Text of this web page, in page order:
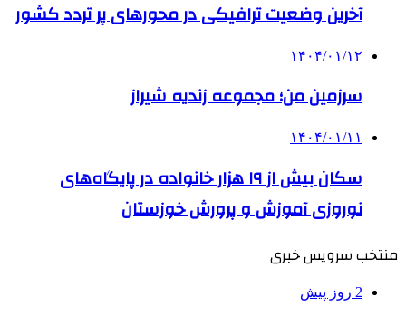
آخرین وضعیت ترافیکی در محورهای پر تردد کشور
۱۴۰۴/۰۱/۱۲
سرزمین من؛ مجموعه زندیه شیراز
۱۴۰۴/۰۱/۱۱
سکان بیش از ۱۹ هزار خانواده در پایگاه‌های
نوروزی آموزش و پرورش خوزستان
منتخب سرویس خبری
2 روز پیش